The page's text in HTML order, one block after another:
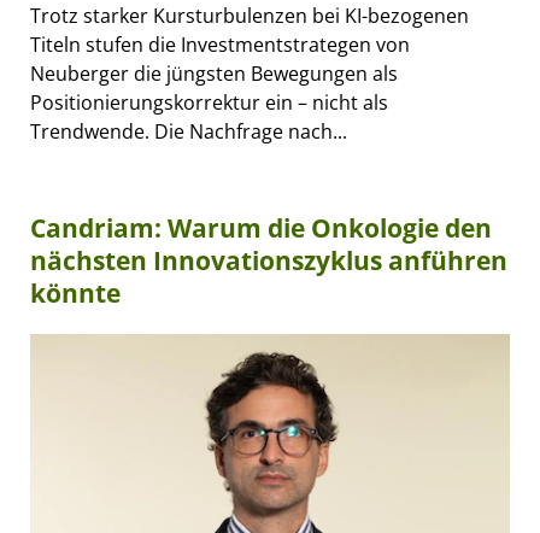
Trotz starker Kursturbulenzen bei KI-bezogenen
Titeln stufen die Investmentstrategen von
Neuberger die jüngsten Bewegungen als
Positionierungskorrektur ein – nicht als
Trendwende. Die Nachfrage nach...
Candriam: Warum die Onkologie den
nächsten Innovationszyklus anführen
könnte